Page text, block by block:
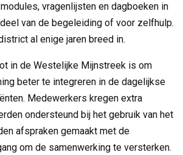
vragenlijsten en dagboeken in
van de begeleiding of voor zelfhulp.
al enige jaren breed in.
in de Westelijke Mijnstreek is om
beter te integreren in de dagelijkse
Medewerkers kregen extra
ondersteund bij het gebruik van het
afspraken gemaakt met de
om de samenwerking te versterken.